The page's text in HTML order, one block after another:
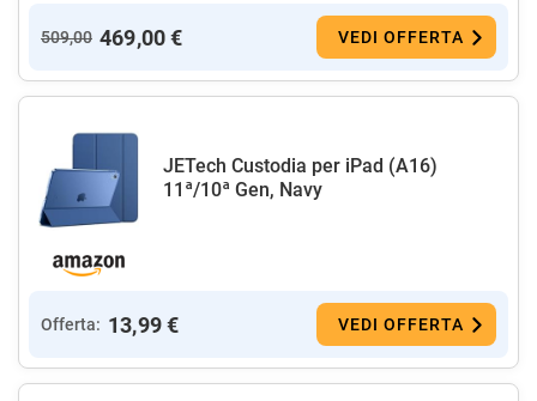
509,00 469,00 € VEDI OFFERTA
JETech Custodia per iPad (A16)
11ª/10ª Gen, Navy
Offerta: 13,99 € VEDI OFFERTA